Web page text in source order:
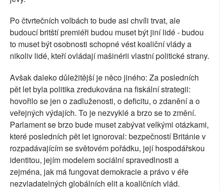
Po čtvrtečních volbách to bude asi chvíli trvat, ale
budoucí britští premiéři budou muset být jiní lidé - budou
to muset být osobnosti schopné vést koaliční vlády a
nikoliv lidé, kteří ovládají mašinérii vlastní politické strany.
Avšak daleko důležitější je něco jiného: Za posledních
pět let byla politika zredukována na fiskální strategii:
hovořilo se jen o zadluženosti, o deficitu, o zdanění a o
veřejných výdajích. To je nezvyklé a brzo se to změní.
Parlament se brzo bude muset zabývat velkými otázkami,
které posledních pět let ignoroval: bezpečností Británie v
rozpadávajícím se světovém pořádku, její hospodářskou
identitou, jejím modelem sociální spravedlnosti a
zejména, jak má fungovat demokracie a právo v éře
nezvladatelných globálních elit a koaličních vlád.